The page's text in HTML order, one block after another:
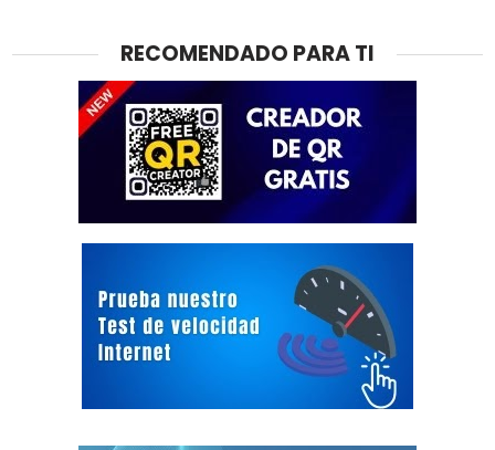
RECOMENDADO PARA TI